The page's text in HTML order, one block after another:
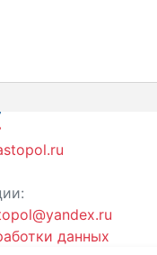
данных